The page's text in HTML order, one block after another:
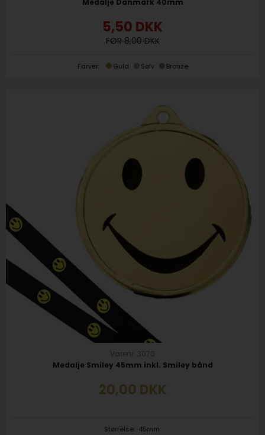
8,00
5,50 DKK
Farver: Guld Sølv Bronze
Varenr. 3070
Medalje Smiley 45mm inkl. Smiley bånd
20,00 DKK
Størrelse: 45mm